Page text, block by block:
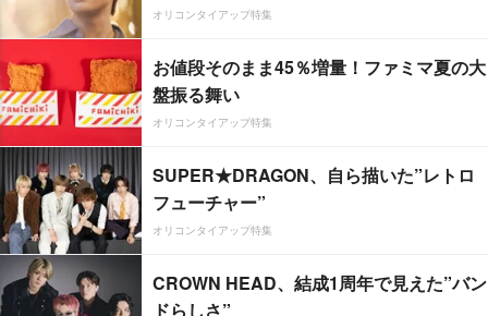
オリコンタイアップ特集
お値段そのまま45％増量！ファミマ夏の大
盤振る舞い
オリコンタイアップ特集
SUPER★DRAGON、自ら描いた”レトロ
フューチャー”
オリコンタイアップ特集
CROWN HEAD、結成1周年で見えた”バン
ドらしさ”